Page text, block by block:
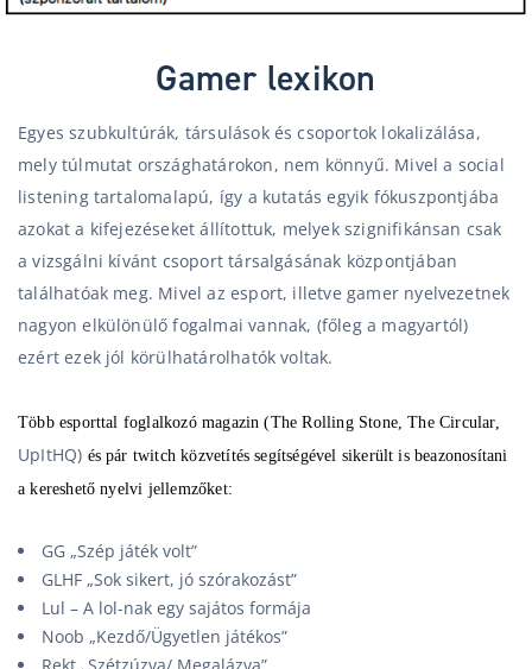
Gamer lexikon
Egyes szubkultúrák, társulások és csoportok lokalizálása,
mely túlmutat országhatárokon, nem könnyű. Mivel a social
listening tartalomalapú, így a kutatás egyik fókuszpontjába
azokat a kifejezéseket állítottuk, melyek szignifikánsan csak
a vizsgálni kívánt csoport társalgásának központjában
találhatóak meg. Mivel az esport, illetve gamer nyelvezetnek
nagyon elkülönülő fogalmai vannak, (főleg a magyartól)
ezért ezek jól körülhatárolhatók voltak.
Több esporttal foglalkozó magazin (The Rolling Stone, The Circular,
UpItHQ) és pár twitch közvetítés segítségével sikerült is beazonosítani
a kereshető nyelvi jellemzőket:
GG „Szép játék volt”
GLHF „Sok sikert, jó szórakozást”
Lul – A lol-nak egy sajátos formája
Noob „Kezdő/Ügyetlen játékos”